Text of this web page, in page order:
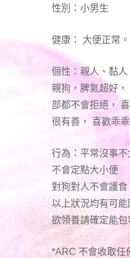
性別：小男生
健康： 大便正常。
個性：親人、黏人
親狗，脾氣超好
部都不會拒絕，
很有善， 喜歡乖
行為：平常沒事
不會定點大小便
對狗對人不會護食
以上狀況均有可
欲領養請確定能
*ARC 不會收取任